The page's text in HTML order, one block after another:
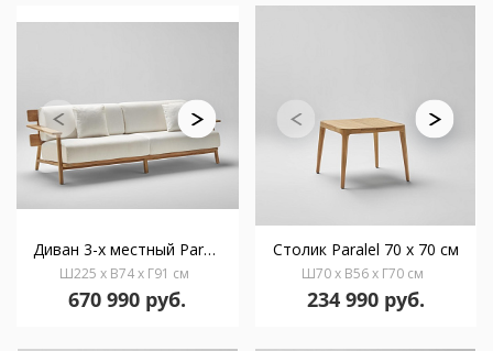
Диван 3-х местный Paralel
Ш225 x В74 x Г91 см
670 990 руб.
Столик Paralel 70 x 70 см
Ш70 x В56 x Г70 см
234 990 руб.